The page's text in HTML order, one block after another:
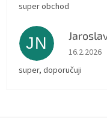
super obchod
JN
16.2.2026
super, doporučuji